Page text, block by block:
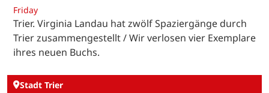
Friday
Trier. Virginia Landau hat zwölf Spaziergänge durch
Trier zusammengestellt / Wir verlosen vier Exemplare
ihres neuen Buchs.
Stadt Trier